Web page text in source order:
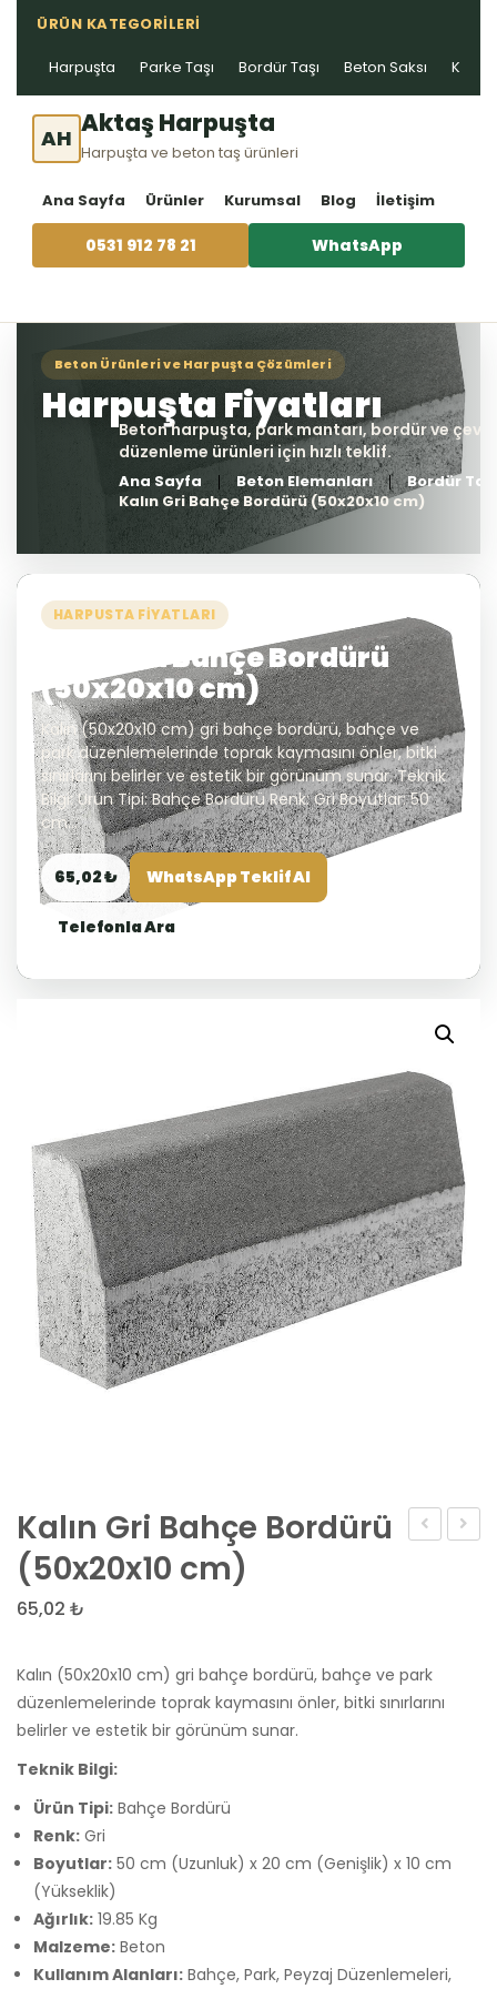
ÜRÜN KATEGORILERI
Harpuşta Parke Taşı Bordür Taşı Beton Saksı Kablo
AH Aktaş Harpuşta
Harpuşta ve beton taş ürünleri
Ana Sayfa Ürünler Kurumsal Blog İletişim
0531 912 78 21 WhatsApp
Ana Sayfa Beton Elemanları
Bordür Taşı
Kalın Gri Bahçe Bordürü (50x20x10 cm)
HARPUSTA FIYATLARI
Kalın Gri Bahçe Bordürü
(50x20x10 cm)
Kalın (50x20x10 cm) gri bahçe bordürü, bahçe ve
park düzenlemelerinde toprak kaymasını önler, bitki
sınırlarını belirler ve estetik bir görünüm sunar. Teknik
Bilgi: Ürün Tipi: Bahçe Bordürü Renk: Gri Boyutlar: 50
cm...
65,02 ₺ WhatsApp Teklif Al
Telefonla Ara
–
Görseldeki
Kalın Gri Bahçe Bordürü
(50x20x10 cm)
65,02 ₺
Kalın (50x20x10 cm) gri bahçe bordürü, bahçe ve park
düzenlemelerinde toprak kaymasını önler, bitki sınırlarını
belirler ve estetik bir görünüm sunar.
Teknik Bilgi:
Ürün Tipi: Bahçe Bordürü
Renk: Gri
Boyutlar: 50 cm (Uzunluk) x 20 cm (Genişlik) x 10 cm
(Yükseklik)
Ağırlık: 19.85 Kg
Malzeme: Beton
Kullanım Alanları: Bahçe, Park, Peyzaj Düzenlemeleri,